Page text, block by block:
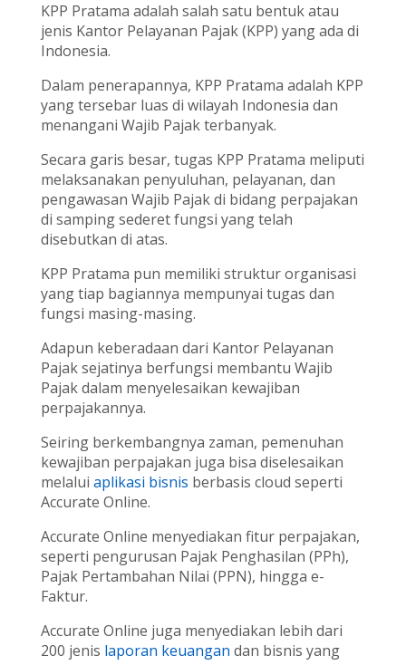
KPP Pratama adalah salah satu bentuk atau
jenis Kantor Pelayanan Pajak (KPP) yang ada di
Indonesia.
Dalam penerapannya, KPP Pratama adalah KPP
yang tersebar luas di wilayah Indonesia dan
menangani Wajib Pajak terbanyak.
Secara garis besar, tugas KPP Pratama meliputi
melaksanakan penyuluhan, pelayanan, dan
pengawasan Wajib Pajak di bidang perpajakan
di samping sederet fungsi yang telah
disebutkan di atas.
KPP Pratama pun memiliki struktur organisasi
yang tiap bagiannya mempunyai tugas dan
fungsi masing-masing.
Adapun keberadaan dari Kantor Pelayanan
Pajak sejatinya berfungsi membantu Wajib
Pajak dalam menyelesaikan kewajiban
perpajakannya.
Seiring berkembangnya zaman, pemenuhan
kewajiban perpajakan juga bisa diselesaikan
melalui aplikasi bisnis berbasis cloud seperti
Accurate Online.
Accurate Online menyediakan fitur perpajakan,
seperti pengurusan Pajak Penghasilan (PPh),
Pajak Pertambahan Nilai (PPN), hingga e-
Faktur.
Accurate Online juga menyediakan lebih dari
200 jenis laporan keuangan dan bisnis yang